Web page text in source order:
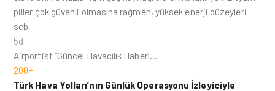
piller çok güvenli olmasına rağmen, yüksek enerji düzeyleri
seb
5d
Airportist “Güncel Havacılık Haberl…
200+
Türk Hava Yolları’nın Günlük Operasyonu İzleyiciyle